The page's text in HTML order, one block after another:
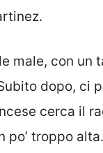
male, con un
dopo, ci
cerca il
po’ troppo